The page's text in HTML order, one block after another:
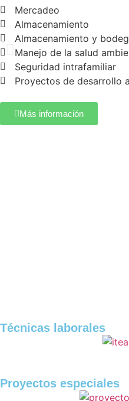
Mercadeo
Almacenamiento
Almacenamiento y
Manejo de la salud
Seguridad intrafamiliar
Proyectos de desarrollo
Más información
Técnicas laborales
Proyectos especiales